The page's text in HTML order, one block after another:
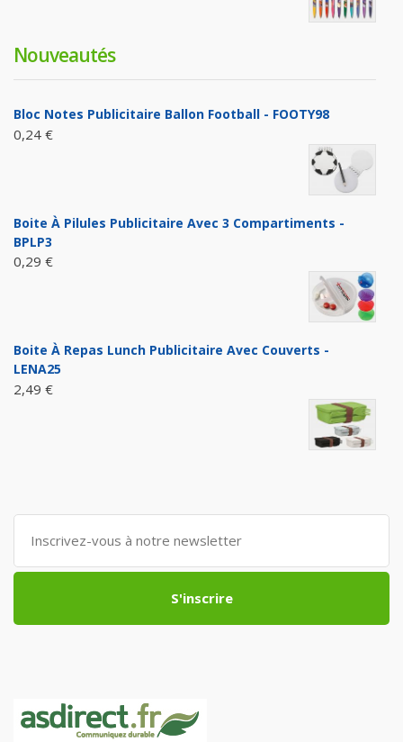
Nouveautés
Bloc Notes Publicitaire Ballon Football - FOOTY98
0,24 €
Boite À Pilules Publicitaire Avec 3 Compartiments -
BPLP3
0,29 €
Boite À Repas Lunch Publicitaire Avec Couverts -
LENA25
2,49 €
S'inscrire